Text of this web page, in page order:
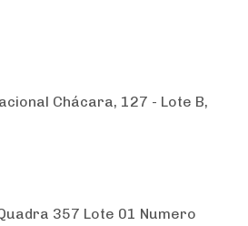
Chácara, 127 - Lote B,
357 Lote 01 Numero